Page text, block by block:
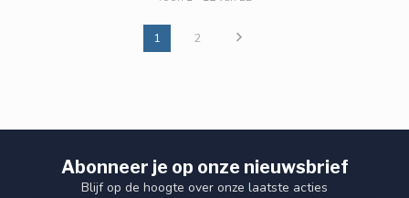
1 2
Abonneer je op onze nieuwsbrief
Blijf op de hoogte over onze laatste acties